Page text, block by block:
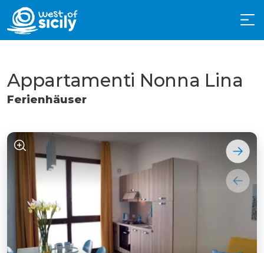
Appartamenti Nonna Lina
Ferienhäuser